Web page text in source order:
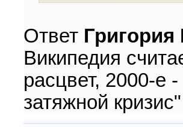
Ответ
Википедия
расцвет, 2000-е
затяжной